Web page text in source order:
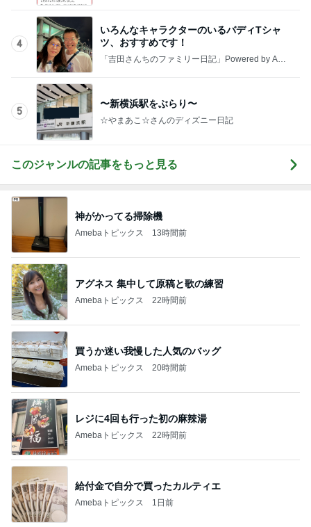
4
いろんなキャラクターのいるバディTシャ
ツ、おすすめです！
「吉田さんちのファミリー日記」Powered by Ame
5
〜新横浜駅をぶらり〜
☆やまあこ☆さんのディズニー日記
このジャンルの記事をもっと見る
神がかってる掃除機
Amebaトピックス 13時間前
アグネス 集中して原稿と歌の練習
Amebaトピックス 22時間前
買うか迷い我慢した人気のバッグ
Amebaトピックス 20時間前
レジに4回も行った初の麻辣湯
Amebaトピックス 22時間前
給付金で自分で買ったカルティエ
Amebaトピックス 1日前